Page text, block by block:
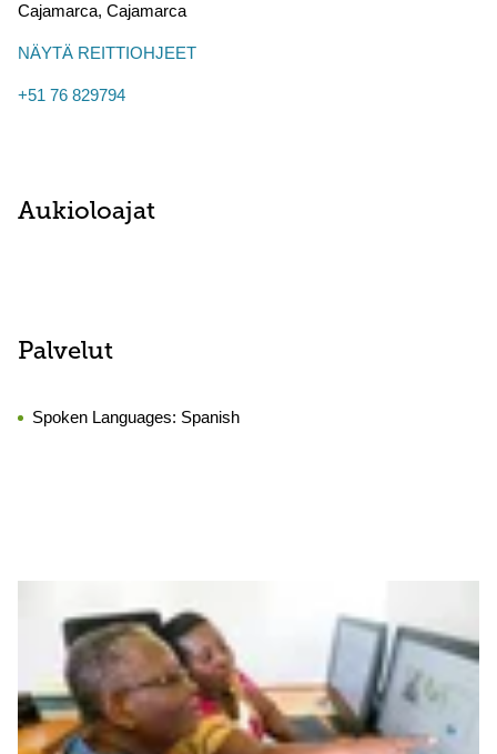
Cajamarca, Cajamarca
NÄYTÄ REITTIOHJEET
+51 76 829794
Aukioloajat
Palvelut
Spoken Languages: Spanish